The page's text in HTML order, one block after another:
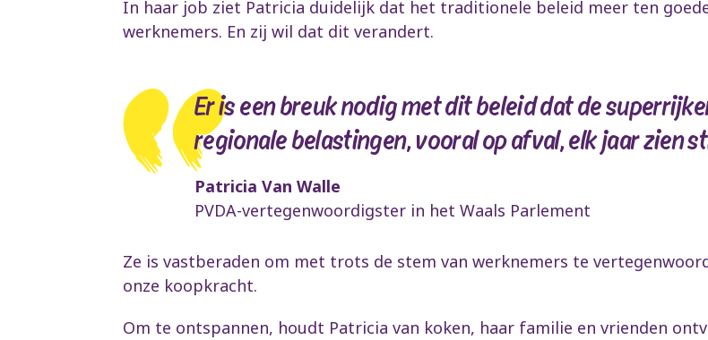
In haar job ziet Patricia duidelijk dat het traditionele beleid meer ten
werknemers. En zij wil dat dit verandert.
Er is een breuk nodig met dit beleid dat de
regionale belastingen, vooral op afval, elk jaar zien
Patricia Van Walle
PVDA-vertegenwoordigster in het Waals Parlement
Ze is vastberaden om met trots de stem van werknemers te
onze koopkracht.
Om te ontspannen, houdt Patricia van koken, haar familie en vrienden